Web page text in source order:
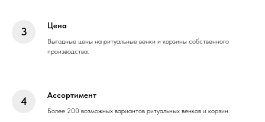
Цена
Выгодные цены на ритуальные венки и корзины собственного
производства.
Ассортимент
Более 200 возможных вариантов ритуальных венков и корзин.